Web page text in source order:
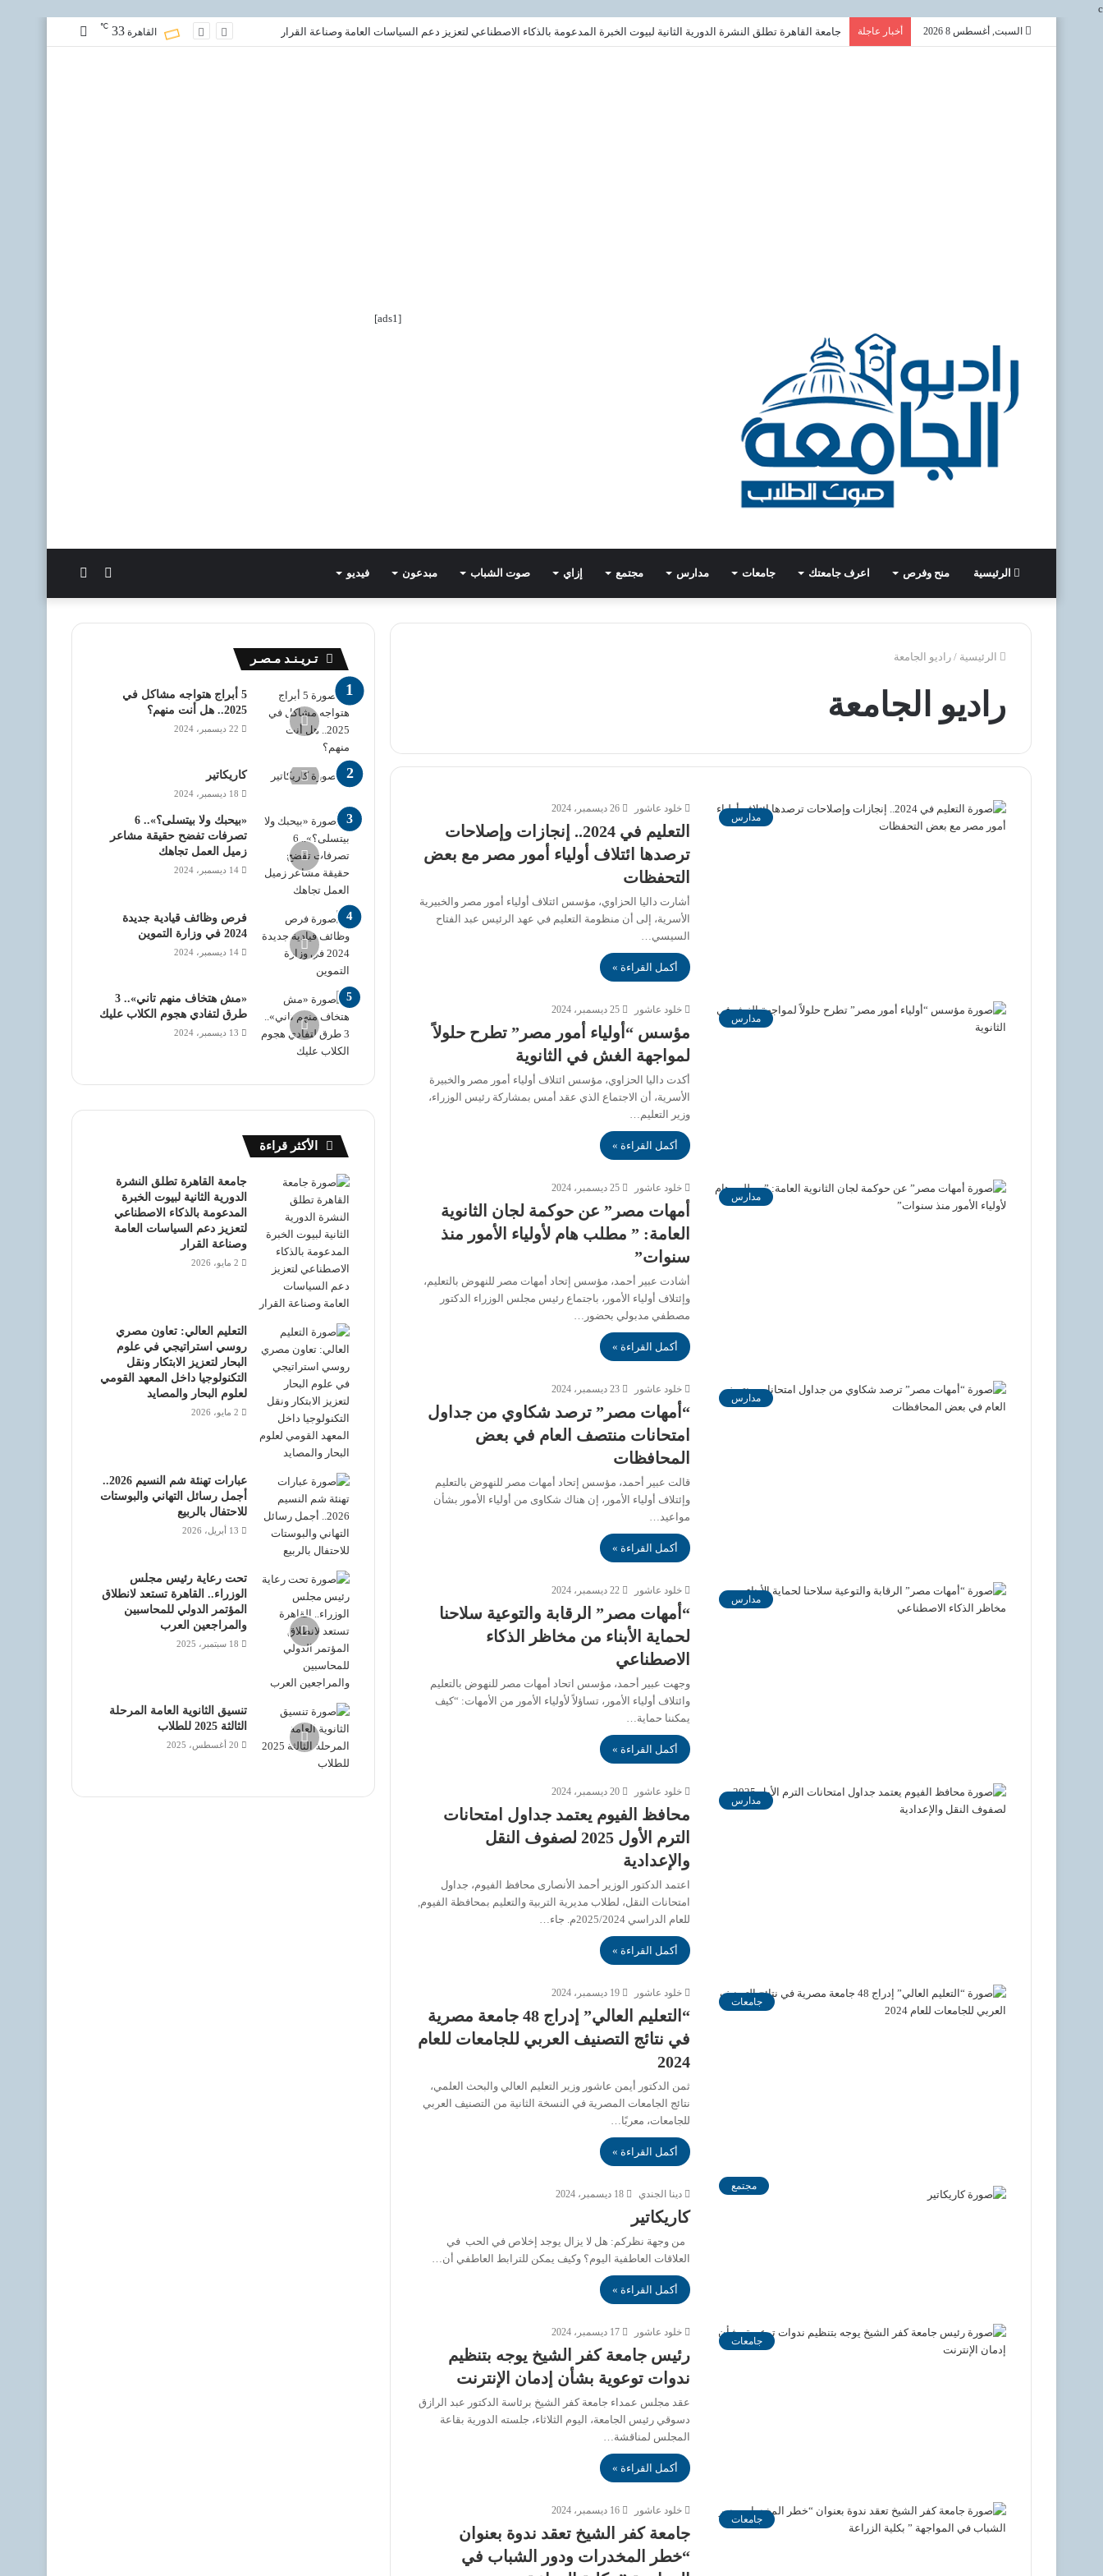
c
السبت, أغسطس 8 2026 أخبار عاجلة جامعة القاهرة تطلق النشرة الدورية الثانية لبيوت الخبرة المدعومة بالذكاء الاصطناعي لتعزيز دعم السياسات العامة وصناعة القرار القاهرة 33
℃
[ads1]
الرئيسية منح وفرص اعرف جامعتك جامعات مدارس مجتمع إزاي صوت الشباب مبدعون فيديو
عن
الوضع
المظلم
الرئيسية / راديو الجامعة
راديو الجامعة
مدارس
خلود عاشور 26 ديسمبر، 2024
التعليم في 2024.. إنجازات وإصلاحات
ترصدها ائتلاف أولياء أمور مصر مع بعض
التحفظات
أشارت داليا الحزاوي، مؤسس ائتلاف أولياء أمور مصر والخبيرية
الأسرية، إلى أن منظومة التعليم في عهد الرئيس عبد الفتاح
السيسي…
أكمل القراءة »
مدارس
خلود عاشور 25 ديسمبر، 2024
مؤسس “أولياء أمور مصر” تطرح حلولاً
لمواجهة الغش في الثانوية
أكدت داليا الحزاوي، مؤسس ائتلاف أولياء أمور مصر والخبيرة
الأسرية، أن الاجتماع الذي عقد أمس بمشاركة رئيس الوزراء،
وزير التعليم…
أكمل القراءة »
مدارس
خلود عاشور 25 ديسمبر، 2024
أمهات مصر” عن حوكمة لجان الثانوية
العامة: ” مطلب هام لأولياء الأمور منذ
سنوات”
أشادت عبير أحمد، مؤسس إتحاد أمهات مصر للنهوض بالتعليم،
وإئتلاف أولياء الأمور، باجتماع رئيس مجلس الوزراء الدكتور
مصطفي مدبولي بحضور…
أكمل القراءة »
مدارس
خلود عاشور 23 ديسمبر، 2024
“أمهات مصر” ترصد شكاوي من جداول
امتحانات منتصف العام في بعض
المحافظات
قالت عبير أحمد، مؤسس إتحاد أمهات مصر للنهوض بالتعليم
وإئتلاف أولياء الأمور، إن هناك شكاوى من أولياء الأمور بشأن
مواعيد…
أكمل القراءة »
مدارس
خلود عاشور 22 ديسمبر، 2024
“أمهات مصر” الرقابة والتوعية سلاحنا
لحماية الأبناء من مخاظر الذكاء
الاصطناعي
وجهت عبير أحمد، مؤسس اتحاد أمهات مصر للنهوض بالتعليم
وائتلاف أولياء الأمور، تساؤلاً لأولياء الأمور من الأمهات: “كيف
يمكننا حماية…
أكمل القراءة »
مدارس
خلود عاشور 20 ديسمبر، 2024
محافظ الفيوم يعتمد جداول امتحانات
الترم الأول 2025 لصفوف النقل
والإعدادية
اعتمد الدكتور الوزير أحمد الأنصارى محافظ الفيوم، جداول
امتحانات النقل، لطلاب مديرية التربية والتعليم بمحافظة الفيوم,
للعام الدراسي 2025/2024م. جاء…
أكمل القراءة »
جامعات
خلود عاشور 19 ديسمبر، 2024
“التعليم العالي” إدراج 48 جامعة مصرية
في نتائج التصنيف العربي للجامعات للعام
2024
ثمن الدكتور أيمن عاشور وزير التعليم العالي والبحث العلمي،
نتائج الجامعات المصرية في النسخة الثانية من التصنيف العربي
للجامعات، معربًا…
أكمل القراءة »
مجتمع
دينا الجندي 18 ديسمبر، 2024
كاريكاتير
من وجهة نظركم: هل لا يزال يوجد إخلاص في الحب في
العلاقات العاطفية اليوم؟ وكيف يمكن للترابط العاطفي أن…
أكمل القراءة »
جامعات
خلود عاشور 17 ديسمبر، 2024
رئيس جامعة كفر الشيخ يوجه بتنظيم
ندوات توعوية بشأن إدمان الإنترنت
عقد مجلس عمداء جامعة كفر الشيخ برئاسة الدكتور عبد الرازق
دسوقي رئيس الجامعة، اليوم الثلاثاء، جلسته الدورية بقاعة
المجلس لمناقشة…
أكمل القراءة »
جامعات
خلود عاشور 16 ديسمبر، 2024
جامعة كفر الشيخ تعقد ندوة بعنوان
“خطر المخدرات ودور الشباب في
تـريـنـد مـصـر
5 أبراج هتواجه مشاكل في
2025.. هل أنت منهم؟
22 ديسمبر، 2024
كاريكاتير
18 ديسمبر، 2024
«بيحبك ولا بيتسلى؟».. 6
تصرفات تفضح حقيقة مشاعر
زميل العمل تجاهك
14 ديسمبر، 2024
فرص وظائف قيادية جديدة
2024 في وزارة التموين
14 ديسمبر، 2024
«مش هتخاف منهم تاني».. 3
طرق لتفادي هجوم الكلاب عليك
13 ديسمبر، 2024
الأكثر قراءة
جامعة القاهرة تطلق النشرة
الدورية الثانية لبيوت الخبرة
المدعومة بالذكاء الاصطناعي
لتعزيز دعم السياسات العامة
وصناعة القرار
2 مايو، 2026
التعليم العالي: تعاون مصري
روسي استراتيجي في علوم
البحار لتعزيز الابتكار ونقل
التكنولوجيا داخل المعهد القومي
لعلوم البحار والمصايد
2 مايو، 2026
عبارات تهنئة شم النسيم 2026..
أجمل رسائل التهاني والبوستات
للاحتفال بالربيع
13 أبريل، 2026
تحت رعاية رئيس مجلس
الوزراء.. القاهرة تستعد لانطلاق
المؤتمر الدولي للمحاسبين
والمراجعين العرب
18 سبتمبر، 2025
تنسيق الثانوية العامة المرحلة
الثالثة 2025 للطلاب
20 أغسطس، 2025